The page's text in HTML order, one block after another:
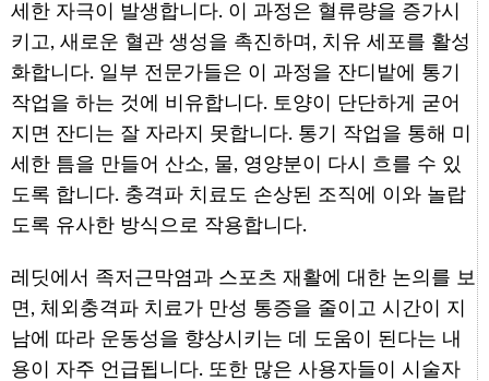
세한 자극이 발생합니다. 이 과정은 혈류량을 증가시
키고, 새로운 혈관 생성을 촉진하며, 치유 세포를 활성
화합니다. 일부 전문가들은 이 과정을 잔디밭에 통기
작업을 하는 것에 비유합니다. 토양이 단단하게 굳어
지면 잔디는 잘 자라지 못합니다. 통기 작업을 통해 미
세한 틈을 만들어 산소, 물, 영양분이 다시 흐를 수 있
도록 합니다. 충격파 치료도 손상된 조직에 이와 놀랍
도록 유사한 방식으로 작용합니다.
레딧에서 족저근막염과 스포츠 재활에 대한 논의를 보
면, 체외충격파 치료가 만성 통증을 줄이고 시간이 지
남에 따라 운동성을 향상시키는 데 도움이 된다는 내
용이 자주 언급됩니다. 또한 많은 사용자들이 시술자